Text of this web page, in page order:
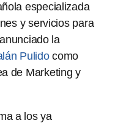
especializada
y servicios para
la
Pulidocomo
de Marketing y
a los ya